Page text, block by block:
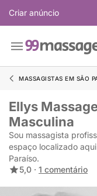
Criar anúncio
MASSAGISTAS EM SÃO
Ellys
Masculina
Sou massagista
espaço localizado
Paraíso.
5,0 · 1 comentário